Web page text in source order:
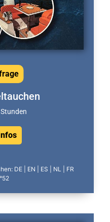
DE | EN | ES | NL | FR